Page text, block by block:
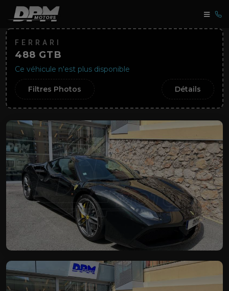
FERRARI
488 GTB
Ce véhicule n'est plus disponible
Filtres Photos Détails